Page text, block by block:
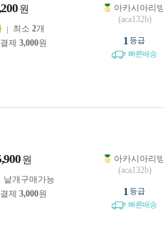
원
최소 2개
제 3,000원
아카시아리
(aca132b)
1 등급
빠른배송
원
낱개구매가능
제 3,000원
아카시아리
(aca132b)
1 등급
빠른배송